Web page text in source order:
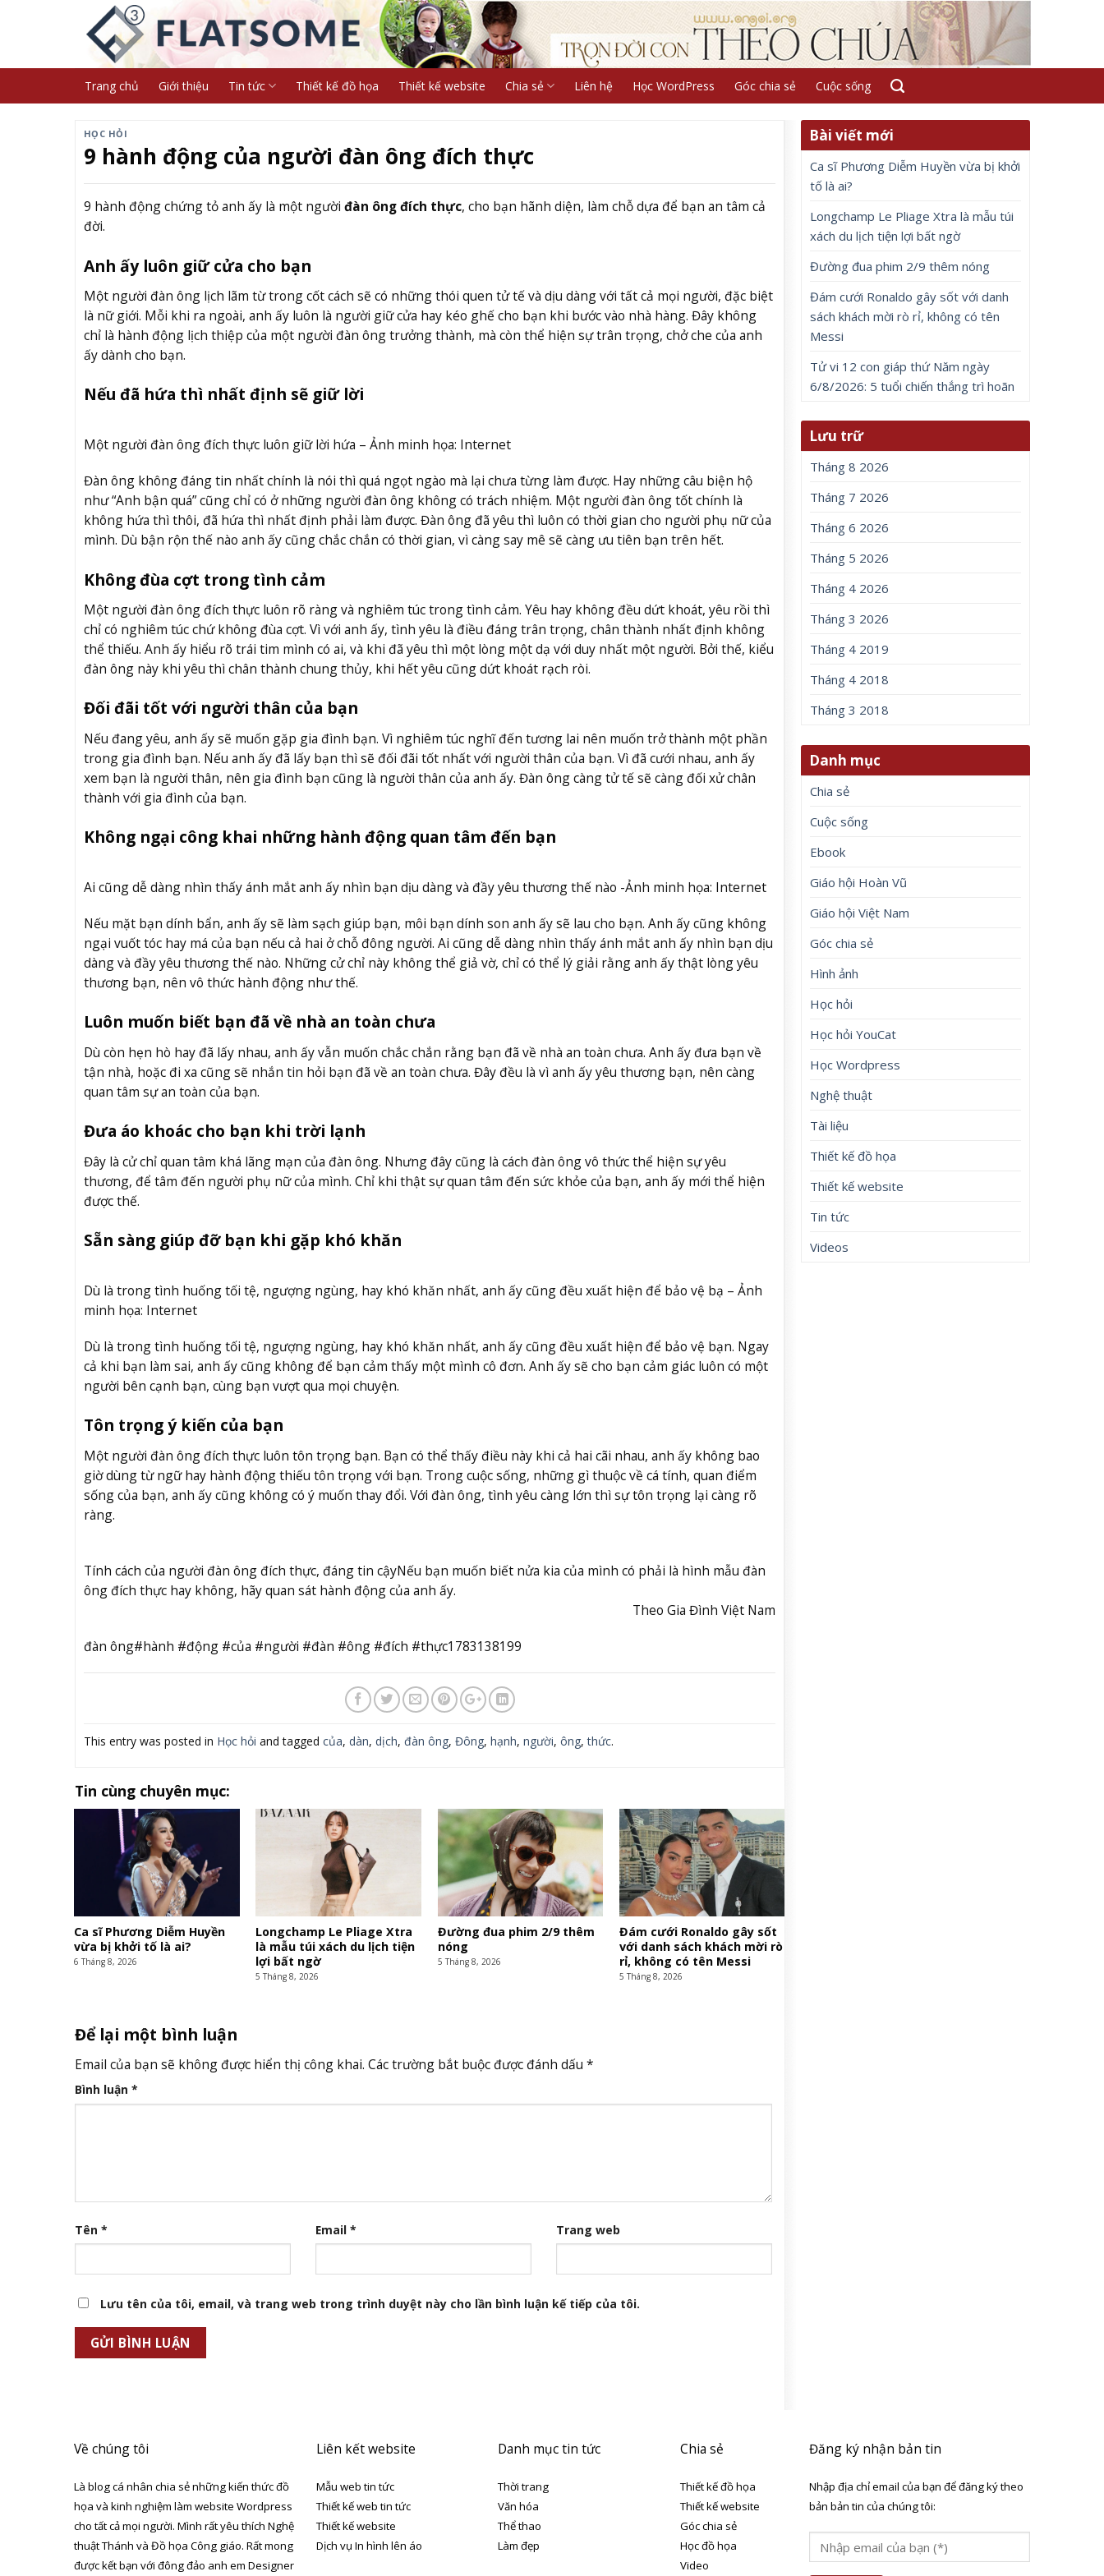
Trang chủ Giới thiệu Tin tức Thiết kế đồ họa Thiết kế website Chia sẻ Liên hệ Học WordPress Góc chia sẻ Cuộc sống
HỌC HỎI
9 hành động của người đàn ông đích thực
9 hành động chứng tỏ anh ấy là một người đàn ông đích thực, cho bạn hãnh diện, làm chỗ dựa để bạn an tâm cả
đời.
Anh ấy luôn giữ cửa cho bạn
Một người đàn ông lịch lãm từ trong cốt cách sẽ có những thói quen tử tế và dịu dàng với tất cả mọi người, đặc biệt
là nữ giới. Mỗi khi ra ngoài, anh ấy luôn là người giữ cửa hay kéo ghế cho bạn khi bước vào nhà hàng. Đây không
chỉ là hành động lịch thiệp của một người đàn ông trưởng thành, mà còn thể hiện sự trân trọng, chở che của anh
ấy dành cho bạn.
Nếu đã hứa thì nhất định sẽ giữ lời
Một người đàn ông đích thực luôn giữ lời hứa – Ảnh minh họa: Internet
Đàn ông không đáng tin nhất chính là nói thì quá ngọt ngào mà lại chưa từng làm được. Hay những câu biện hộ
như “Anh bận quá” cũng chỉ có ở những người đàn ông không có trách nhiệm. Một người đàn ông tốt chính là
không hứa thì thôi, đã hứa thì nhất định phải làm được. Đàn ông đã yêu thì luôn có thời gian cho người phụ nữ của
mình. Dù bận rộn thế nào anh ấy cũng chắc chắn có thời gian, vì càng say mê sẽ càng ưu tiên bạn trên hết.
Không đùa cợt trong tình cảm
Một người đàn ông đích thực luôn rõ ràng và nghiêm túc trong tình cảm. Yêu hay không đều dứt khoát, yêu rồi thì
chỉ có nghiêm túc chứ không đùa cợt. Vì với anh ấy, tình yêu là điều đáng trân trọng, chân thành nhất định không
thể thiếu. Anh ấy hiểu rõ trái tim mình có ai, và khi đã yêu thì một lòng một dạ với duy nhất một người. Bởi thế, kiểu
đàn ông này khi yêu thì chân thành chung thủy, khi hết yêu cũng dứt khoát rạch ròi.
Đối đãi tốt với người thân của bạn
Nếu đang yêu, anh ấy sẽ muốn gặp gia đình bạn. Vì nghiêm túc nghĩ đến tương lai nên muốn trở thành một phần
trong gia đình bạn. Nếu anh ấy đã lấy bạn thì sẽ đối đãi tốt nhất với người thân của bạn. Vì đã cưới nhau, anh ấy
xem bạn là người thân, nên gia đình bạn cũng là người thân của anh ấy. Đàn ông càng tử tế sẽ càng đối xử chân
thành với gia đình của bạn.
Không ngại công khai những hành động quan tâm đến bạn
Ai cũng dễ dàng nhìn thấy ánh mắt anh ấy nhìn bạn dịu dàng và đầy yêu thương thế nào -Ảnh minh họa: Internet
Nếu mặt bạn dính bẩn, anh ấy sẽ làm sạch giúp bạn, môi bạn dính son anh ấy sẽ lau cho bạn. Anh ấy cũng không
ngại vuốt tóc hay má của bạn nếu cả hai ở chỗ đông người. Ai cũng dễ dàng nhìn thấy ánh mắt anh ấy nhìn bạn dịu
dàng và đầy yêu thương thế nào. Những cử chỉ này không thể giả vờ, chỉ có thể lý giải rằng anh ấy thật lòng yêu
thương bạn, nên vô thức hành động như thế.
Luôn muốn biết bạn đã về nhà an toàn chưa
Dù còn hẹn hò hay đã lấy nhau, anh ấy vẫn muốn chắc chắn rằng bạn đã về nhà an toàn chưa. Anh ấy đưa bạn về
tận nhà, hoặc đi xa cũng sẽ nhắn tin hỏi bạn đã về an toàn chưa. Đây đều là vì anh ấy yêu thương bạn, nên càng
quan tâm sự an toàn của bạn.
Đưa áo khoác cho bạn khi trời lạnh
Đây là cử chỉ quan tâm khá lãng mạn của đàn ông. Nhưng đây cũng là cách đàn ông vô thức thể hiện sự yêu
thương, để tâm đến người phụ nữ của mình. Chỉ khi thật sự quan tâm đến sức khỏe của bạn, anh ấy mới thể hiện
được thế.
Sẵn sàng giúp đỡ bạn khi gặp khó khăn
Dù là trong tình huống tối tệ, ngượng ngùng, hay khó khăn nhất, anh ấy cũng đều xuất hiện để bảo vệ bạ – Ảnh
minh họa: Internet
Dù là trong tình huống tối tệ, ngượng ngùng, hay khó khăn nhất, anh ấy cũng đều xuất hiện để bảo vệ bạn. Ngay
cả khi bạn làm sai, anh ấy cũng không để bạn cảm thấy một mình cô đơn. Anh ấy sẽ cho bạn cảm giác luôn có một
người bên cạnh bạn, cùng bạn vượt qua mọi chuyện.
Tôn trọng ý kiến của bạn
Một người đàn ông đích thực luôn tôn trọng bạn. Bạn có thể thấy điều này khi cả hai cãi nhau, anh ấy không bao
giờ dùng từ ngữ hay hành động thiếu tôn trọng với bạn. Trong cuộc sống, những gì thuộc về cá tính, quan điểm
sống của bạn, anh ấy cũng không có ý muốn thay đổi. Với đàn ông, tình yêu càng lớn thì sự tôn trọng lại càng rõ
ràng.
Tính cách của người đàn ông đích thực, đáng tin cậyNếu bạn muốn biết nửa kia của mình có phải là hình mẫu đàn
ông đích thực hay không, hãy quan sát hành động của anh ấy.
Theo Gia Đình Việt Nam
đàn ông#hành #động #của #người #đàn #ông #đích #thực1783138199
This entry was posted in Học hỏi and tagged của, dàn, dịch, đàn ông, Đông, hạnh, người, ông,thức.
Tin cùng chuyên mục:
Ca sĩ Phương Diễm Huyền
vừa bị khởi tố là ai?
6 Tháng 8, 2026
Longchamp Le Pliage Xtra
là mẫu túi xách du lịch tiện
lợi bất ngờ
5 Tháng 8, 2026
Đường đua phim 2/9 thêm
nóng
5 Tháng 8, 2026
Đám cưới Ronaldo gây sốt
với danh sách khách mời rò
rỉ, không có tên Messi
5 Tháng 8, 2026
Để lại một bình luận
Email của bạn sẽ không được hiển thị công khai. Các trường bắt buộc được đánh dấu *
Bình luận *
Tên * Email * Trang web
Lưu tên của tôi, email, và trang web trong trình duyệt này cho lần bình luận kế tiếp của tôi.
Bài viết mới
Ca sĩ Phương Diễm Huyền vừa bị khởi
tố là ai?
Longchamp Le Pliage Xtra là mẫu túi
xách du lịch tiện lợi bất ngờ
Đường đua phim 2/9 thêm nóng
Đám cưới Ronaldo gây sốt với danh
sách khách mời rò rỉ, không có tên
Messi
Tử vi 12 con giáp thứ Năm ngày
6/8/2026: 5 tuổi chiến thắng trì hoãn
Lưu trữ
Tháng 8 2026
Tháng 7 2026
Tháng 6 2026
Tháng 5 2026
Tháng 4 2026
Tháng 3 2026
Tháng 4 2019
Tháng 4 2018
Tháng 3 2018
Danh mục
Chia sẻ
Cuộc sống
Ebook
Giáo hội Hoàn Vũ
Giáo hội Việt Nam
Góc chia sẻ
Hình ảnh
Học hỏi
Học hỏi YouCat
Học Wordpress
Nghệ thuật
Tài liệu
Thiết kế đồ họa
Thiết kế website
Tin tức
Videos
Về chúng tôi
Là blog cá nhân chia sẻ những kiến thức đồ
họa và kinh nghiệm làm website Wordpress
cho tất cả mọi người. Mình rất yêu thích Nghệ
thuật Thánh và Đồ họa Công giáo. Rất mong
được kết bạn với đông đảo anh em Designer
Liên kết website
Mẫu web tin tức
Thiết kế web tin tức
Thiết kế website
Dịch vụ In hình lên áo
Danh mục tin tức
Thời trang
Văn hóa
Thể thao
Làm đẹp
Chia sẻ
Thiết kế đồ họa
Thiết kế website
Góc chia sẻ
Học đồ họa
Video
Đăng ký nhận bản tin
Nhập địa chỉ email của bạn để đăng ký theo
bản bản tin của chúng tôi: